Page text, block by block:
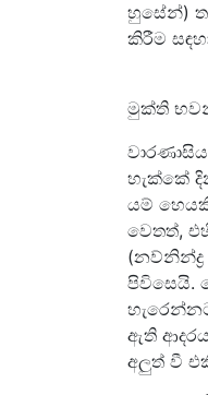
හුසේන්)
කිරීම
මුක්ති
හැක්කේ
යම්
වෙතත්,
පිවිසෙයි.
ඇති
අලුත් වී